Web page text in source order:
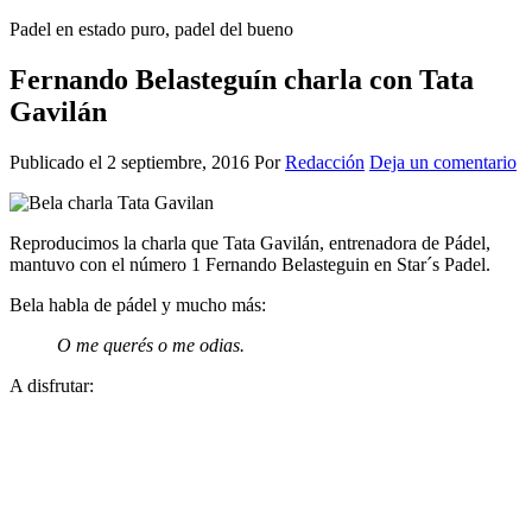
Padel en estado puro, padel del bueno
Fernando Belasteguín charla con Tata
Gavilán
Publicado el 2 septiembre, 2016 PorRedacción Deja un comentario
Reproducimos la charla que Tata Gavilán, entrenadora de Pádel,
mantuvo con el número 1 Fernando Belasteguin en Star´s Padel.
Bela habla de pádel y mucho más:
O me querés o me odias.
A disfrutar: